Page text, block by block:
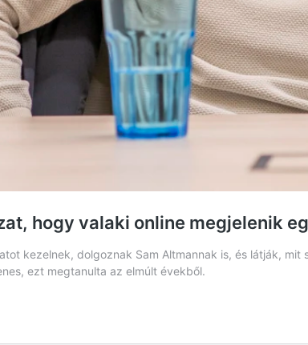
hogy valaki online megjelenik
kezelnek, dolgoznak Sam Altmannak is, és látják,
ezt megtanulta az elmúlt évekből.